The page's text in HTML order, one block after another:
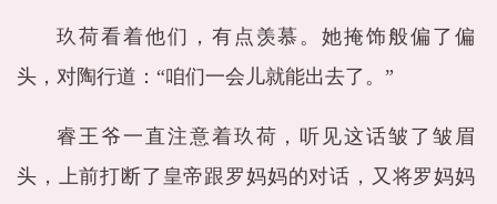
玖荷看着他们，有点羡慕。她掩饰般偏了偏
头，对陶行道：“咱们一会儿就能出去了。”
睿王爷一直注意着玖荷，听见这话皱了皱眉
头，上前打断了皇帝跟罗妈妈的对话，又将罗妈妈